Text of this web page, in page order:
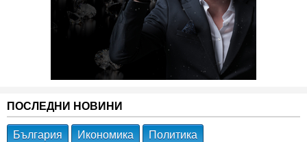
ПОСЛЕДНИ НОВИНИ
България Икономика Политика